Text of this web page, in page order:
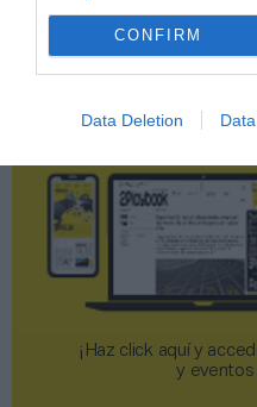
CONFIRM
Data Deletion
¡Haz click aquí y
y eventos